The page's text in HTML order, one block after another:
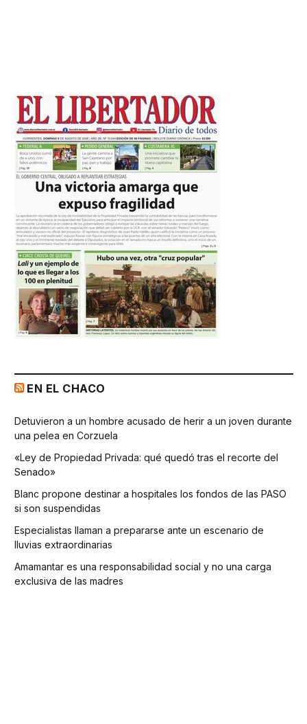
EN EL CHACO
Detuvieron a un hombre acusado de herir a un joven durante
una pelea en Corzuela
«Ley de Propiedad Privada: qué quedó tras el recorte del
Senado»
Blanc propone destinar a hospitales los fondos de las PASO
si son suspendidas
Especialistas llaman a prepararse ante un escenario de
lluvias extraordinarias
Amamantar es una responsabilidad social y no una carga
exclusiva de las madres